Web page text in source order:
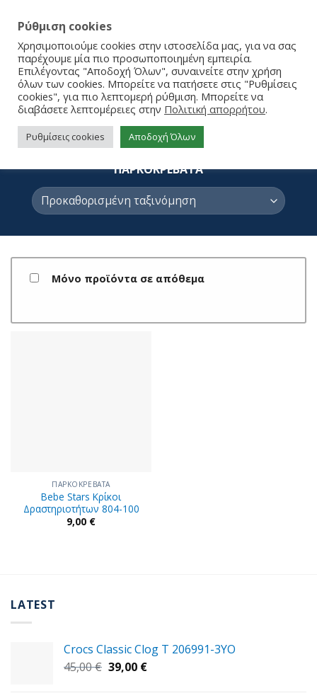
ΠΑΡΚΟΚΡΕΒΑΤΑ
ΠΑΡΚΟΚΡΕΒΑΤΑ
Μόνο προϊόντα σε απόθεμα
ΠΑΡΚΟΚΡΕΒΑΤΑ
Bebe Stars Κρίκοι
Δραστηριοτήτων 804-100
9,00 €
LATEST
Crocs Classic Clog T 206991-3YΟ
45,00€ Original
39,00 €Η
Ρύθμιση cookies
Χρησιμοποιούμε cookies στην ιστοσελίδα μας, για να σας
παρέχουμε μία πιο προσωποποιημένη εμπειρία.
Επιλέγοντας "Αποδοχή Όλων", συναινείτε στην χρήση
όλων των cookies. Μπορείτε να πατήσετε στις "Ρυθμίσεις
cookies", για πιο λεπτομερή ρύθμιση. Μπορείτε να
διαβάσετε λεπτομέρειες στην Πολιτική απορρήτου.
Ρυθμίσεις cookies Αποδοχή Όλων